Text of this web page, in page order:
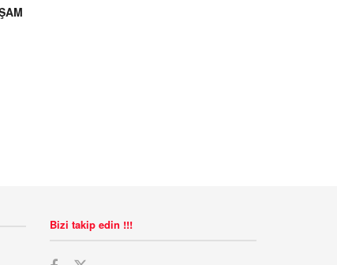
Bizi takip edin !!!